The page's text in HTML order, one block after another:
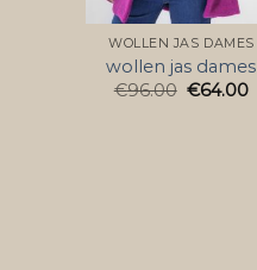
WOLLEN JAS DAMES
wollen jas dames
€96.00 €64.00